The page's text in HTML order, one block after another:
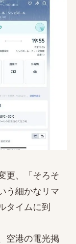
更、「そろそ
う細かなリマ
タイムに到
空港の電光掲